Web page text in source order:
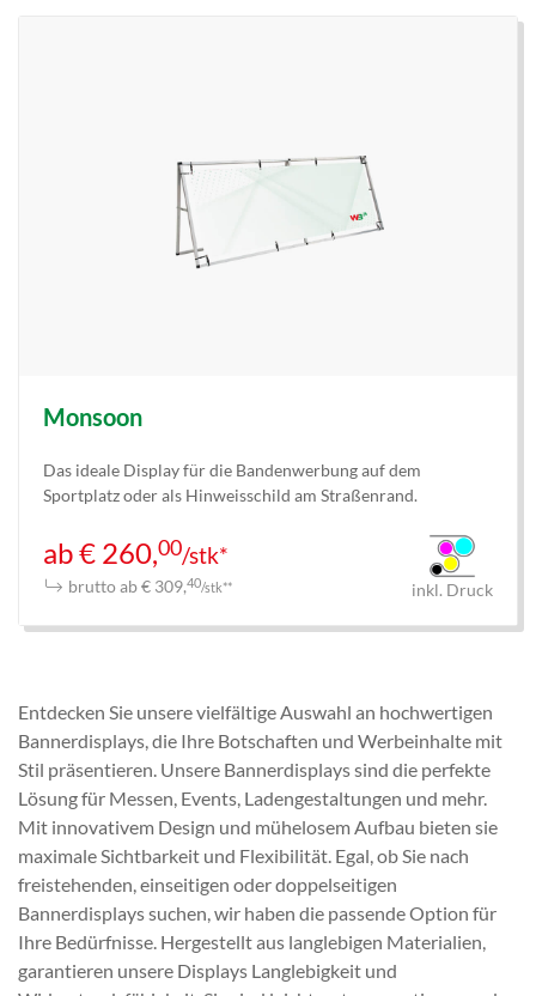
Monsoon
Das ideale Display für die Bandenwerbung auf dem
Sportplatz oder als Hinweisschild am Straßenrand.
ab € 260,00/stk*
brutto ab € 309,40/stk** inkl. Druck
Entdecken Sie unsere vielfältige Auswahl an hochwertigen
Bannerdisplays, die Ihre Botschaften und Werbeinhalte mit
Stil präsentieren. Unsere Bannerdisplays sind die perfekte
Lösung für Messen, Events, Ladengestaltungen und mehr.
Mit innovativem Design und mühelosem Aufbau bieten sie
maximale Sichtbarkeit und Flexibilität. Egal, ob Sie nach
freistehenden, einseitigen oder doppelseitigen
Bannerdisplays suchen, wir haben die passende Option für
Ihre Bedürfnisse. Hergestellt aus langlebigen Materialien,
garantieren unsere Displays Langlebigkeit und